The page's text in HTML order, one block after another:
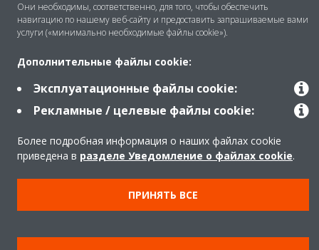
Copyright © Daikin
Конфиденциальность данных
Корпоративная этика
Они необходимы, соответственно, для того, чтобы обеспечить
навигацию по нашему веб-сайту и предоставить запрашиваемые вами
услуги («минимально необходимые файлы cookie»).
Дополнительные файлы cookie:
Эксплуатационные файлы cookie:
Рекламные / целевые файлы cookie:
Более подробная информация о наших файлах cookie
приведена в разделе Уведомление о файлах cookie.
ПРИНЯТЬ ВСЕ